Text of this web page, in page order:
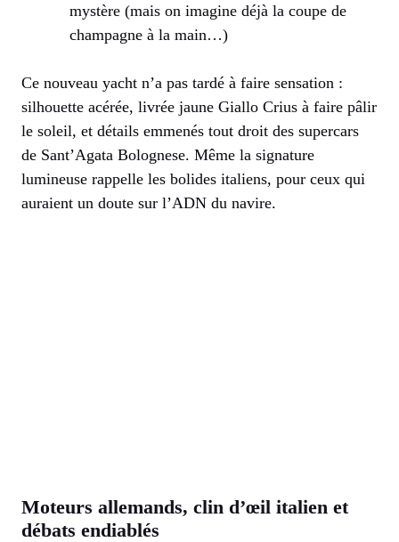
mystère (mais on imagine déjà la coupe de
champagne à la main…)
Ce nouveau yacht n’a pas tardé à faire sensation :
silhouette acérée, livrée jaune Giallo Crius à faire pâlir
le soleil, et détails emmenés tout droit des supercars
de Sant’Agata Bolognese. Même la signature
lumineuse rappelle les bolides italiens, pour ceux qui
auraient un doute sur l’ADN du navire.
Moteurs allemands, clin d’œil italien et
débats endiablés